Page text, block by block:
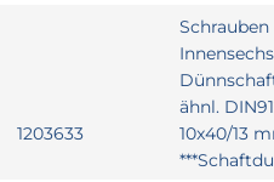
1203633
ähnl.
10x40/13